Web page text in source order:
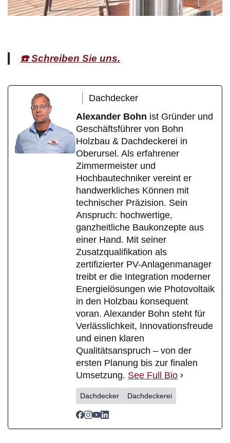
☎️ Schreiben Sie uns.
Dachdecker
Alexander Bohn ist Gründer und
Geschäftsführer von Bohn
Holzbau & Dachdeckerei in
Oberursel. Als erfahrener
Zimmermeister und
Hochbautechniker vereint er
handwerkliches Können mit
technischer Präzision. Sein
Anspruch: hochwertige,
ganzheitliche Baukonzepte aus
einer Hand. Mit seiner
Zusatzqualifikation als
zertifizierter PV-Anlagenmanager
treibt er die Integration moderner
Energielösungen wie Photovoltaik
in den Holzbau konsequent
voran. Alexander Bohn steht für
Verlässlichkeit, Innovationsfreude
und einen klaren
Qualitätsanspruch – von der
ersten Planung bis zur finalen
Umsetzung. See Full Bio
Dachdecker Dachdeckerei